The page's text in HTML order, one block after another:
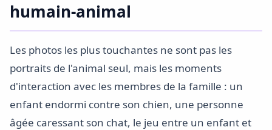
humain-animal
Les photos les plus touchantes ne sont pas les
portraits de l'animal seul, mais les moments
d'interaction avec les membres de la famille : un
enfant endormi contre son chien, une personne
âgée caressant son chat, le jeu entre un enfant et